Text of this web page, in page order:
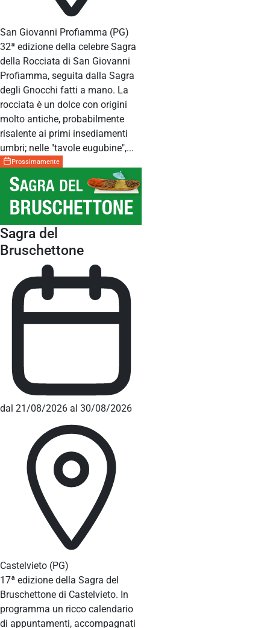
San Giovanni Profiamma (PG)
32ª edizione della celebre Sagra
della Rocciata di San Giovanni
Profiamma, seguita dalla Sagra
degli Gnocchi fatti a mano. La
rocciata è un dolce con origini
molto antiche, probabilmente
risalente ai primi insediamenti
umbri; nelle "tavole eugubine",...
Prossimamente
Sagra del
Bruschettone
dal 21/08/2026 al 30/08/2026
Castelvieto (PG)
17ª edizione della Sagra del
Bruschettone di Castelvieto. In
programma un ricco calendario
di appuntamenti, accompagnati